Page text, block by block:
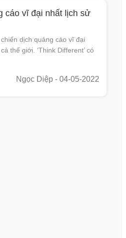
cáo vĩ đại nhất lịch sử
dịch quảng cáo vĩ đại
thế giới. ‘Think Different’ có
Ngọc Diệp - 04-05-2022